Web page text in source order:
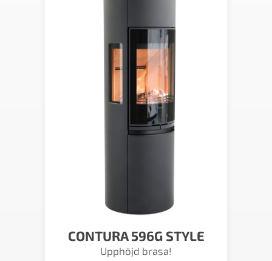
CONTURA 596G STYLE
Upphöjd brasa!